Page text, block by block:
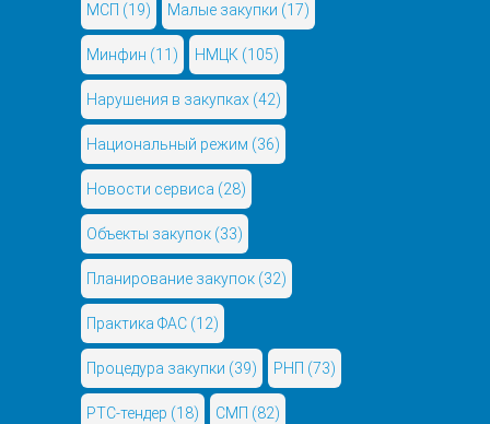
МСП (19) Малые закупки (17)
Минфин (11) НМЦК (105)
Нарушения в закупках (42)
Национальный режим (36)
Новости сервиса (28)
Объекты закупок (33)
Планирование закупок (32)
Практика ФАС (12)
Процедура закупки (39) РНП (73)
РТС-тендер (18) СМП (82)